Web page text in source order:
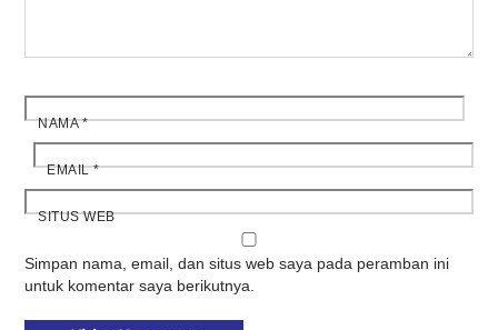
NAMA*
EMAIL*
SITUS WEB
Simpan nama, email, dan situs web saya pada peramban ini
untuk komentar saya berikutnya.